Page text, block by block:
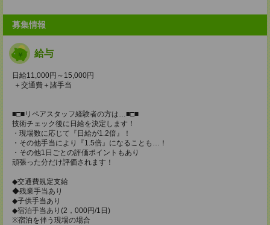
募集情報
給与
日給11,000円～15,000円
＋交通費＋諸手当
■□■リペアスタッフ経験者の方は…■□■
技術チェック後に日給を決定します！
・現場数に応じて『日給が1.2倍』！
・その他手当により『1.5倍』になることも…！
・その他1日ごとの評価ポイントもあり
頑張った分だけ評価されます！
◆交通費規定支給
◆残業手当あり
◆子供手当あり
◆宿泊手当あり(2，000円/1日)
※宿泊を伴う現場の場合